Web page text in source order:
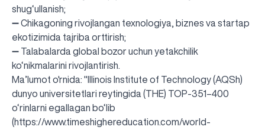
shug‘ullanish;
➖ Chikagoning rivojlangan texnologiya, biznes va startap
ekotizimida tajriba orttirish;
➖ Talabalarda global bozor uchun yetakchilik
ko‘nikmalarini rivojlantirish.
Ma’lumot o'rnida: "Illinois Institute of Technology (AQSh)
dunyo universitetlari reytingida (THE) TOP-351–400
o‘rinlarni egallagan bo‘lib
(https://www.timeshighereducation.com/world-